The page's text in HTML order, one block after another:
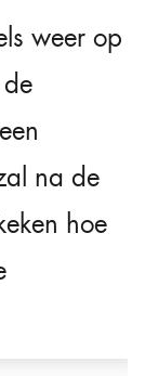
weer op
na de
hoe